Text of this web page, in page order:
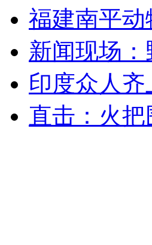
安徽一实载49人客车翻车
走！跟着总书记去植树
福建南平
新闻现场
印度众人齐
直击：火